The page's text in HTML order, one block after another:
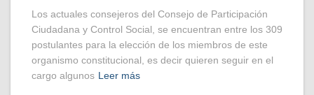
Los actuales consejeros del Consejo de Participación
Ciudadana y Control Social, se encuentran entre los 309
postulantes para la elección de los miembros de este
organismo constitucional, es decir quieren seguir en el
cargo algunos Leer más